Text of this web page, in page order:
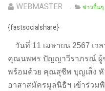
WEBMASTER ข่าวอื่นๆ
{fastsocialshare}
วันที่ 11 เมษายน 2567 เว
คุณนพพร ปัญญาวีราภรณ์ ผู้
พร้อมด้วย คุณสุชีพ บุญเส็ง
อาสาสมัครมูลนิธิฯ เข้าร่วม